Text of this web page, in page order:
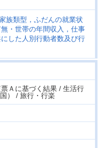
族類型，ふだんの就業状
・世帯の年間収入，仕事
した人別行動者数及び行
Ａに基づく結果 / 生活行
） / 旅行・行楽